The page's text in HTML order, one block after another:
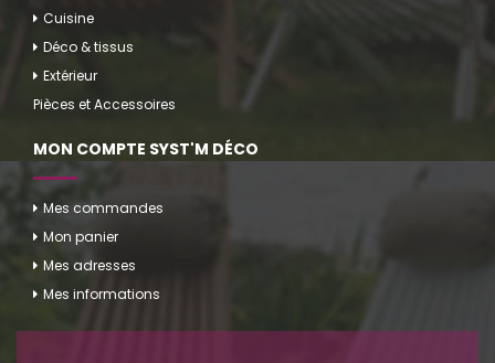
Cuisine
Déco & tissus
Extérieur
Pièces et Accessoires
MON COMPTE SYST'M DÉCO
Mes commandes
Mon panier
Mes adresses
Mes informations